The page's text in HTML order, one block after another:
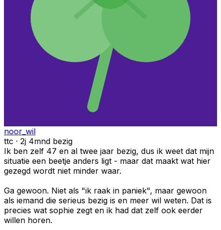
noor_wil
ttc · 2j 4mnd bezig
Ik ben zelf 47 en al twee jaar bezig, dus ik weet dat mijn
situatie een beetje anders ligt - maar dat maakt wat hier
gezegd wordt niet minder waar.
Ga gewoon. Niet als "ik raak in paniek", maar gewoon
als iemand die serieus bezig is en meer wil weten. Dat is
precies wat sophie zegt en ik had dat zelf ook eerder
willen horen.